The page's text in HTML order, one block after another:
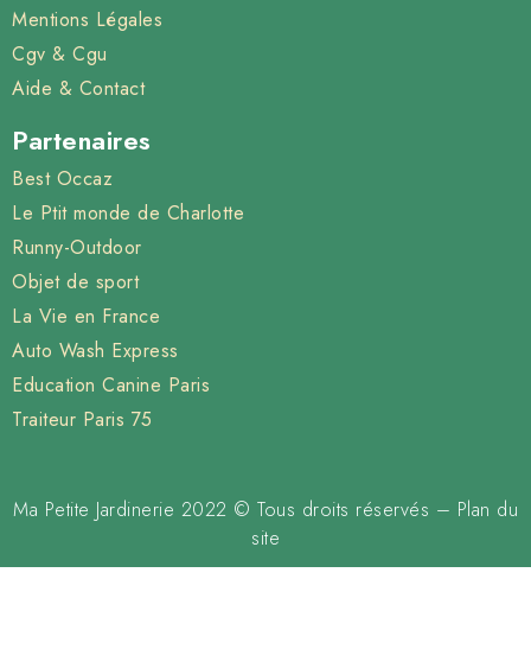
Mentions Légales
Cgv & Cgu
Aide & Contact
Partenaires
Best Occaz
Le Ptit monde de Charlotte
Runny-Outdoor
Objet de sport
La Vie en France
Auto Wash Express
Education Canine Paris
Traiteur Paris 75
Ma Petite Jardinerie 2022 © Tous droits réservés – Plan du
site